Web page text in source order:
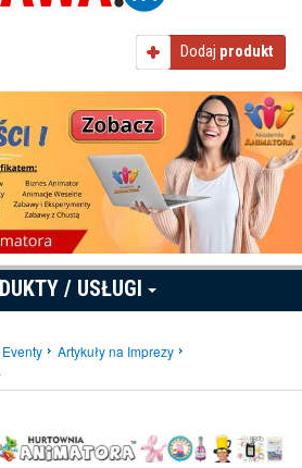
Dodaj produkt
/ USŁUGI
Artykuły na Imprezy